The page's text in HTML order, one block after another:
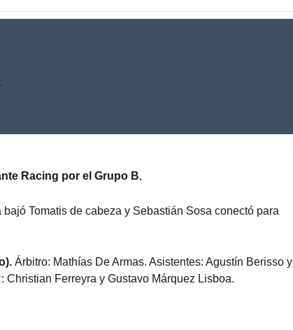
Racing por el Grupo B,
Tomatis de cabeza y Sebastián Sosa conectó para
Árbitro: Mathías De Armas. Asistentes: Agustín Berisso y
Ferreyra y Gustavo Márquez Lisboa.